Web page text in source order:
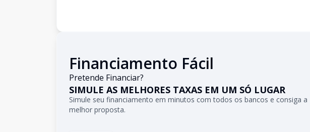
Financiamento Fácil
Pretende Financiar?
SIMULE AS MELHORES TAXAS EM UM SÓ LUGAR
Simule seu financiamento em minutos com todos os bancos e consiga a
melhor proposta.